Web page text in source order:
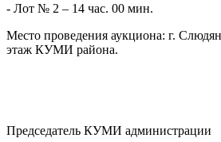
- Лот № 2 – 14 час. 00 мин.
Место проведения аукциона: г.
этаж КУМИ района.
Председатель КУМИ администрации